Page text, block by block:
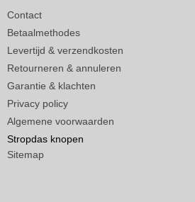
Contact
Betaalmethodes
Levertijd & verzendkosten
Retourneren & annuleren
Garantie & klachten
Privacy policy
Algemene voorwaarden
Stropdas knopen
Sitemap